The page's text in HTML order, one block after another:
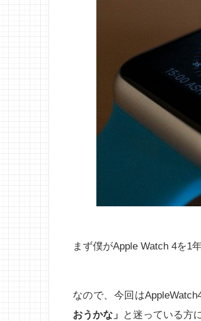
まず僕がApple Watch 4を1
なので、今回は
おうかな」
と迷っている方